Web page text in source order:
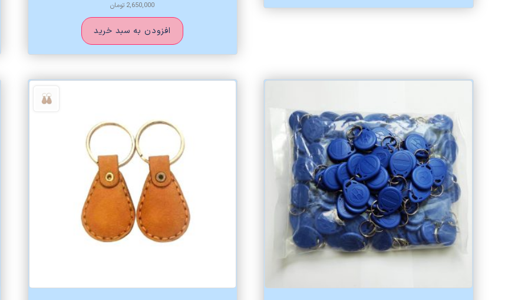
2,650,000 تومان
افزودن به سبد خرید